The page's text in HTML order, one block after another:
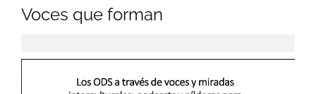
Voces que forman